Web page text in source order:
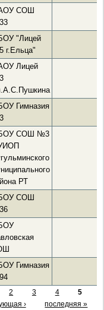
СОШ
"Лицей
г.Ельца"
Лицей
Гимназия
СОШ №3
РТ
СОШ
Гимназия
2 3 4
5
› последняя »